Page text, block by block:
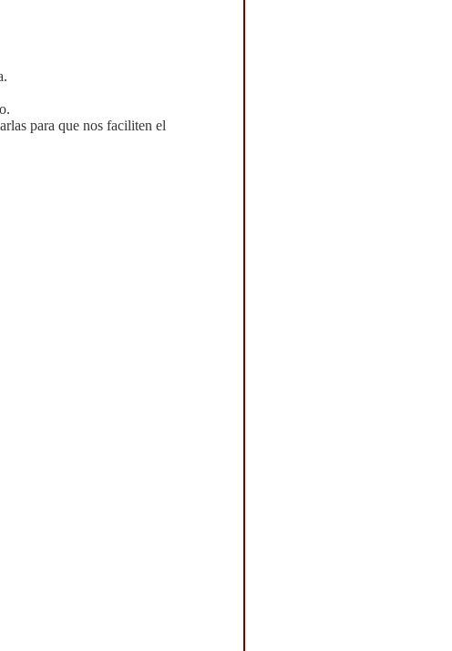
para que nos faciliten el